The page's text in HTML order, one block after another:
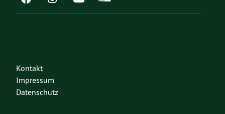
Kontakt
Impressum
Datenschutz